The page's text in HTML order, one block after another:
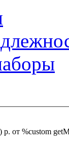
р. от %custom